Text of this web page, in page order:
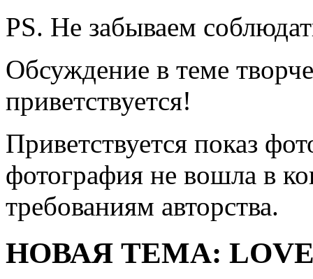
PS. Не забываем
Обсуждение в теме
приветствуется!
Приветствуется показ
фотография не вошла в
требованиям авторства.
НОВАЯ ТЕМА: